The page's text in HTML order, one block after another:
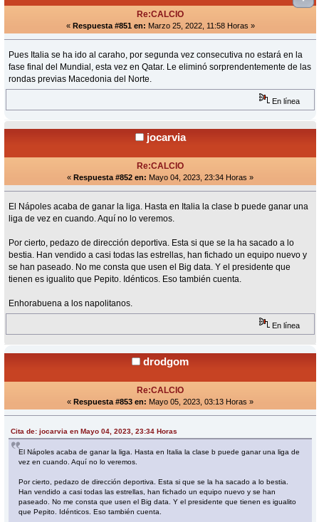
Re:CALCIO
« Respuesta #851 en: Marzo 25, 2022, 11:58 Horas »
Pues Italia se ha ido al caraho, por segunda vez consecutiva no estará en la
fase final del Mundial, esta vez en Qatar. Le eliminó sorprendentemente de las
rondas previas Macedonia del Norte.
En línea
jocarvia
Re:CALCIO
« Respuesta #852 en: Mayo 04, 2023, 23:34 Horas »
El Nápoles acaba de ganar la liga. Hasta en Italia la clase b puede ganar una
liga de vez en cuando. Aquí no lo veremos.
Por cierto, pedazo de dirección deportiva. Esta si que se la ha sacado a lo
bestia. Han vendido a casi todas las estrellas, han fichado un equipo nuevo y
se han paseado. No me consta que usen el Big data. Y el presidente que
tienen es igualito que Pepito. Idénticos. Eso también cuenta.
Enhorabuena a los napolitanos.
En línea
drodgom
Re:CALCIO
« Respuesta #853 en: Mayo 05, 2023, 03:13 Horas »
Cita de: jocarvia en Mayo 04, 2023, 23:34 Horas
El Nápoles acaba de ganar la liga. Hasta en Italia la clase b puede ganar una liga de
vez en cuando. Aquí no lo veremos.
Por cierto, pedazo de dirección deportiva. Esta si que se la ha sacado a lo bestia.
Han vendido a casi todas las estrellas, han fichado un equipo nuevo y se han
paseado. No me consta que usen el Big data. Y el presidente que tienen es igualito
que Pepito. Idénticos. Eso también cuenta.